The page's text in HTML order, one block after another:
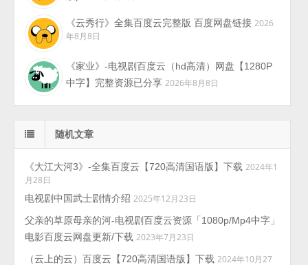
《云秀行》全集百度云完整版 百度网盘链接 2026
年8月8日
《家业》-电视剧百度云（hd高清）网盘【1280P
中字】完整资源已分享 2026年8月8日
随机文章
《大江大河3》-全集百度云【720高清国语版】下载 2024年1
月28日
电视剧中国武士剧情介绍 2025年12月23日
父亲的草原母亲的河-电视剧百度云资源「1080p/Mp4中字」
电影百度云网盘更新/下载 2023年7月23日
（云上的云）百度云【720高清国语版】下载 2024年10月27